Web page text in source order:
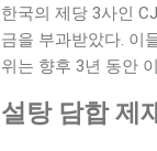
한국의 제당 3사인
금을 부과받았다. 이
위는 향후 3년 동안
설탕 담합 제